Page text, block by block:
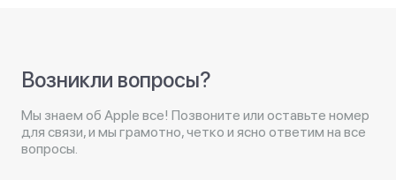
Возникли вопросы?
Мы знаем об Apple все! Позвоните или оставьте номер
для связи, и мы грамотно, четко и ясно ответим на все
вопросы.